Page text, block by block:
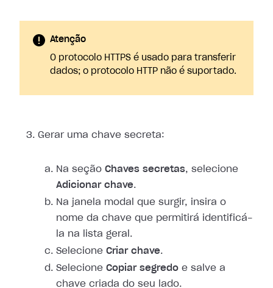
Atenção
O protocolo HTTPS é usado para transferir
dados; o protocolo HTTP não é suportado.
Gerar uma chave secreta:
Na seção Chaves secretas, selecione
Adicionar chave.
Na janela modal que surgir, insira o
nome da chave que permitirá identificá-
la na lista geral.
Selecione Criar chave.
Selecione Copiar segredo e salve a
chave criada do seu lado.